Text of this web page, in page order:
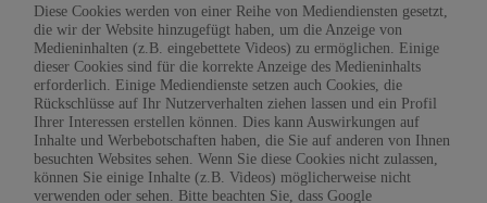
Diese Cookies werden von einer Reihe von Mediendiensten gesetzt,
die wir der Website hinzugefügt haben, um die Anzeige von
Medieninhalten (z.B. eingebettete Videos) zu ermöglichen. Einige
dieser Cookies sind für die korrekte Anzeige des Medieninhalts
erforderlich. Einige Mediendienste setzen auch Cookies, die
Rückschlüsse auf Ihr Nutzerverhalten ziehen lassen und ein Profil
Ihrer Interessen erstellen können. Dies kann Auswirkungen auf
Inhalte und Werbebotschaften haben, die Sie auf anderen von Ihnen
besuchten Websites sehen. Wenn Sie diese Cookies nicht zulassen,
können Sie einige Inhalte (z.B. Videos) möglicherweise nicht
verwenden oder sehen. Bitte beachten Sie, dass Google